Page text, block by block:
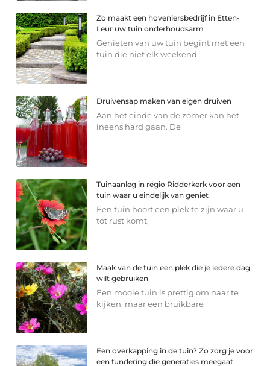
Zo maakt een hoveniersbedrijf in Etten-
Leur uw tuin onderhoudsarm
Genieten van uw tuin begint met een
tuin die niet elk weekend
Druivensap maken van eigen druiven
Aan het einde van de zomer kan het
ineens hard gaan. De
Tuinaanleg in regio Ridderkerk voor een
tuin waar u eindelijk van geniet
Een tuin hoort een plek te zijn waar u
tot rust komt,
Maak van de tuin een plek die je iedere dag
wilt gebruiken
Een mooie tuin is prettig om naar te
kijken, maar een bruikbare
Een overkapping in de tuin? Zo zorg je voor
een fundering die generaties meegaat